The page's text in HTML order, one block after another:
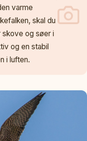
varme
skal du
og søer i
og en stabil
i luften.